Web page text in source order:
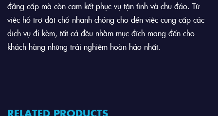
đẳng cấp mà còn cam kết phục vụ tận tình và chu đáo. Từ
việc hỗ trợ đặt chỗ nhanh chóng cho đến việc cung cấp các
dịch vụ đi kèm, tất cả đều nhằm mục đích mang đến cho
khách hàng những trải nghiệm hoàn hảo nhất.
RELATED PRODUCTS